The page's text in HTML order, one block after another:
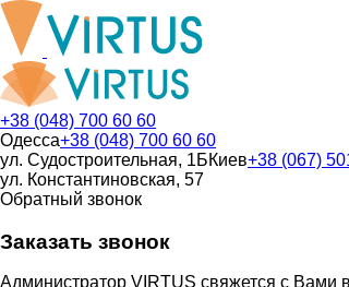
+38 (048) 700 60 60
Одесса+38 (048) 700 60 60
ул. Судостроительная, 1БКиев+38 (067)
ул. Константиновская, 57
Обратный звонок
Заказать звонок
Администратор VIRTUS свяжется с Вами